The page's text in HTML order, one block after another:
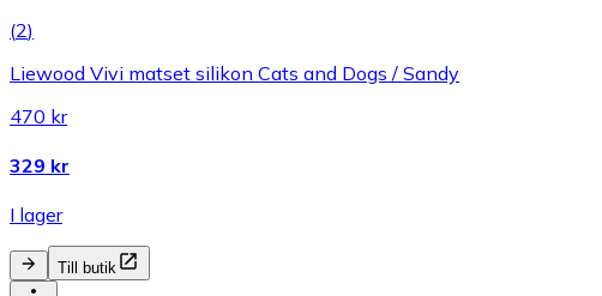
(2)
Liewood Vivi matset silikon Cats and Dogs / Sandy
470 kr
329 kr
I lager
Till butik